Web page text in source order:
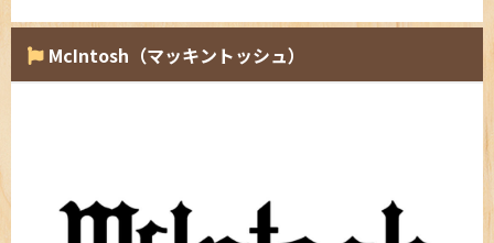
McIntosh（マッキントッシュ）